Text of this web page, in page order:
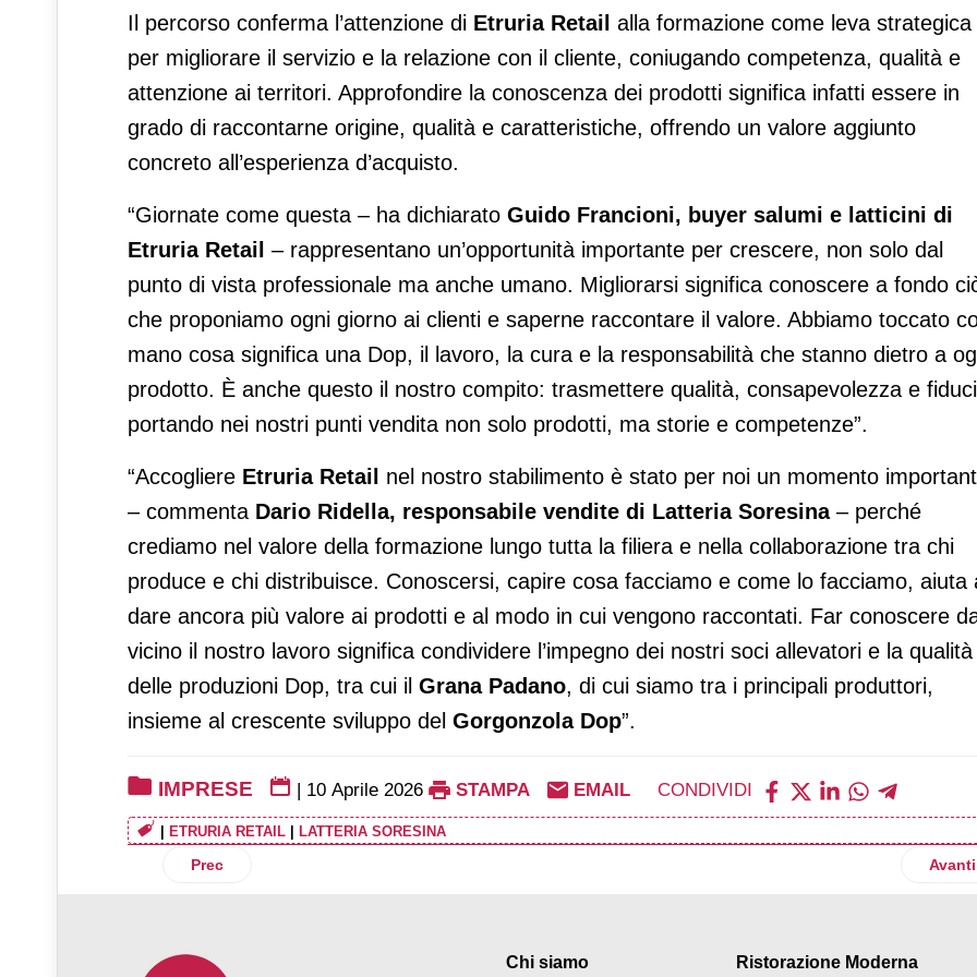
Il percorso conferma l’attenzione di Etruria Retail alla formazione come leva strategica
per migliorare il servizio e la relazione con il cliente, coniugando competenza, qualità e
attenzione ai territori. Approfondire la conoscenza dei prodotti significa infatti essere in
grado di raccontarne origine, qualità e caratteristiche, offrendo un valore aggiunto
concreto all’esperienza d’acquisto.
“Giornate come questa – ha dichiarato Guido Francioni, buyer salumi e latticini di
Etruria Retail – rappresentano un’opportunità importante per crescere, non solo dal
punto di vista professionale ma anche umano. Migliorarsi significa conoscere a fondo
che proponiamo ogni giorno ai clienti e saperne raccontare il valore. Abbiamo toccato
mano cosa significa una Dop, il lavoro, la cura e la responsabilità che stanno dietro a
prodotto. È anche questo il nostro compito: trasmettere qualità, consapevolezza e
portando nei nostri punti vendita non solo prodotti, ma storie e competenze”.
“Accogliere Etruria Retail
nel nostro stabilimento è stato per noi un momento
– commenta Dario Ridella, responsabile vendite di Latteria Soresina– perché
crediamo nel valore della formazione lungo tutta la filiera e nella collaborazione tra chi
produce e chi distribuisce. Conoscersi, capire cosa facciamo e come lo facciamo, aiuta
dare ancora più valore ai prodotti e al modo in cui vengono raccontati. Far conoscere
vicino il nostro lavoro significa condividere l’impegno dei nostri soci allevatori e la qualità
delle produzioni Dop, tra cui il Grana Padano, di cui siamo tra i principali produttori,
insieme al crescente sviluppo del Gorgonzola Dop”.
IMPRESE | 10 Aprile 2026 STAMPA EMAIL CONDIVIDI
ETRURIA RETAIL LATTERIA SORESINA
Articolo precedente: Equipe del Casale: nasce il nuovo polo italiano degli snack dolci e salati
Prec Avanti
Chi siamo Ristorazione Moderna